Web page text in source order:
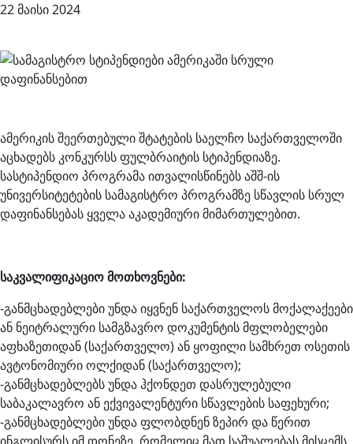
22 მაისი 2024
ამერიკის შეერთებული შტატების საელჩო საქართველოში
აცხადებს კონკურსს ფულბრაიტის სტიპენდიაზე.
სასტიპენდიო პროგრამა ითვალისწინებს აშშ-ის
უნივერსიტეტების სამაგისტრო პროგრამზე სწავლის სრულ
დაფინანსებას ყველა აკადემიური მიმართულებით.
საკვალიფიკაციო მოთხოვნები:
-განმცხადებლები უნდა იყვნენ საქართველოს მოქალაქეები
ან ნეიტრალური სამგზავრო დოკუმენტის მფლობელები
აფხაზეთიდან (საქართველო) ან ყოფილი სამხრეთ ოსეთის
ავტონომიური ოლქიდან (საქართველო);
-განმცხადებლებს უნდა ჰქონდეთ დასრულებული
საბაკალავრო ან ექვივალენტური სწავლების საფეხური;
-განმცხადებლები უნდა ფლობდნენ ზეპირ და წერით